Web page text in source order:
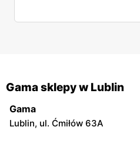
Gama sklepy w Lublin
Gama
Lublin, ul. Ćmiłów 63A